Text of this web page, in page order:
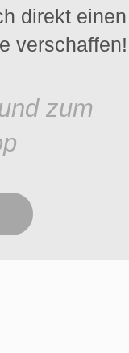
direkt einen
verschaffen!
zum